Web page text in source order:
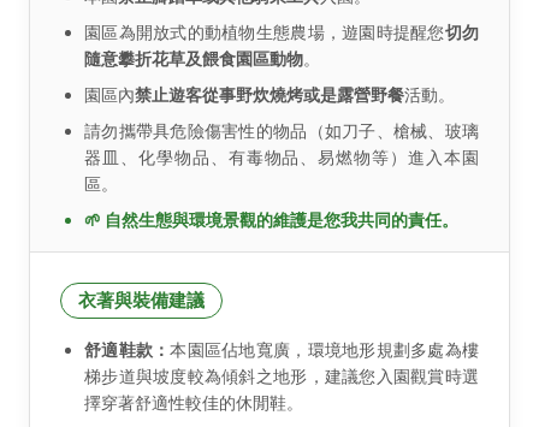
園區為開放式的動植物生態農場，遊園時提醒您切勿
隨意攀折花草及餵食園區動物。
園區內禁止遊客從事野炊燒烤或是露營野餐活動。
請勿攜帶具危險傷害性的物品（如刀子、槍械、玻璃
器皿、化學物品、有毒物品、易燃物等）進入本園
區。
🌱 自然生態與環境景觀的維護是您我共同的責任。
衣著與裝備建議
舒適鞋款：本園區佔地寬廣，環境地形規劃多處為樓
梯步道與坡度較為傾斜之地形，建議您入園觀賞時選
擇穿著舒適性較佳的休閒鞋。